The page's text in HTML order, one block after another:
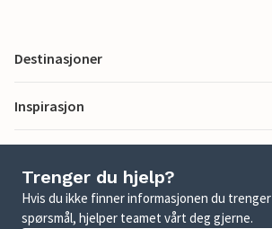
Destinasjoner
Inspirasjon
Trenger du hjelp?
Hvis du ikke finner informasjonen du
spørsmål, hjelper teamet vårt deg gjerne.